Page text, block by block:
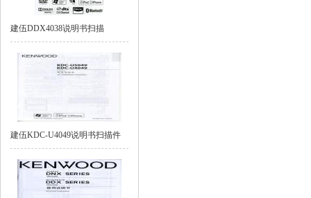
建伍DDX4038说明书扫描
建伍KDC-U4049说明书扫描件